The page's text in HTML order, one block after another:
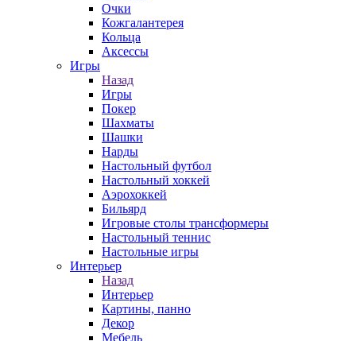
Очки
Кожгалантерея
Кольца
Аксессы
Игры
Назад
Игры
Покер
Шахматы
Шашки
Нарды
Настольный футбол
Настольный хоккей
Аэрохоккей
Бильярд
Игровые столы трансформеры
Настольный теннис
Настольные игры
Интерьер
Назад
Интерьер
Картины, панно
Декор
Мебель